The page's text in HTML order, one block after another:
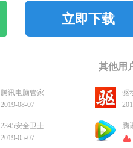
立即下载
腾讯电脑管家
2019-08-07
2345安全卫士
2019-05-07
其他用
驱
腾